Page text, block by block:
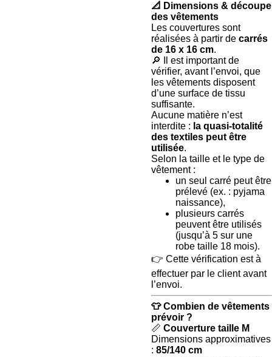
📐 Dimensions & découpe
des vêtements
Les couvertures sont
réalisées à partir de carrés
de 16 x 16 cm.
🔎 Il est important de
vérifier, avant l’envoi, que
les vêtements disposent
d’une surface de tissu
suffisante.
Aucune matière n’est
interdite : la quasi-totalité
des textiles peut être
utilisée.
Selon la taille et le type de
vêtement :
un seul carré peut être
prélevé (ex. : pyjama
naissance),
plusieurs carrés
peuvent être utilisés
(jusqu’à 5 sur une
robe taille 18 mois).
👉 Cette vérification est à
effectuer par le client avant
l’envoi.
👕Combien de vêtements
prévoir ?
📏 Couverture taille M
Dimensions approximatives
: 85/140 cm